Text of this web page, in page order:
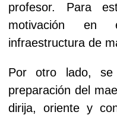
profesor. Para
motivación
infraestructura de
Por otro lado, se
preparación del
dirija, oriente y